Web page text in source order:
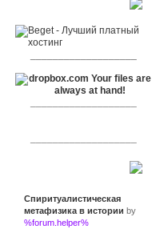
Спиритуалистическая
метафизика в истории by
%forum.helper%